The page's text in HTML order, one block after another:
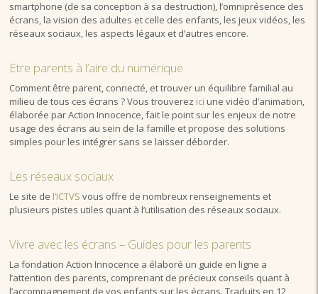
smartphone (de sa conception à sa destruction), l’omniprésence des
écrans, la vision des adultes et celle des enfants, les jeux vidéos, les
réseaux sociaux, les aspects légaux et d’autres encore.
Etre parents à l’aire du numérique
Comment être parent, connecté, et trouver un équilibre familial au
milieu de tous ces écrans ? Vous trouverez ici une vidéo d’animation,
élaborée par Action Innocence, fait le point sur les enjeux de notre
usage des écrans au sein de la famille et propose des solutions
simples pour les intégrer sans se laisser déborder.
Les réseaux sociaux
Le site de l’ICTVS vous offre de nombreux renseignements et
plusieurs pistes utiles quant à l’utilisation des réseaux sociaux.
Vivre avec les écrans – Guides pour les parents
La fondation Action Innocence a élaboré un guide en ligne a
l’attention des parents, comprenant de précieux conseils quant à
l’accompagnement de vos enfants sur les écrans. Traduits en 12